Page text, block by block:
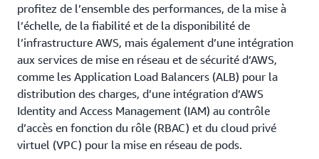
profitez de l’ensemble des performances, de la mise à
l’échelle, de la fiabilité et de la disponibilité de
l’infrastructure AWS, mais également d’une intégration
aux services de mise en réseau et de sécurité d’AWS,
comme les Application Load Balancers (ALB) pour la
distribution des charges, d’une intégration d’AWS
Identity and Access Management (IAM) au contrôle
d’accès en fonction du rôle (RBAC) et du cloud privé
virtuel (VPC) pour la mise en réseau de pods.